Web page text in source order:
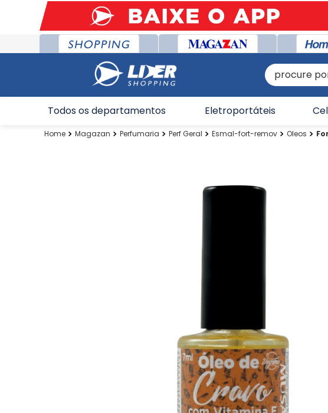
procure por
Todos os departamentos Eletroportáteis
Magazan Perfumaria Perf Geral Esmal-fort-remov Oleos